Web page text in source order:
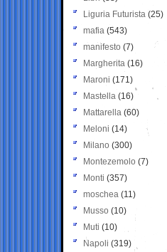
Liguria Futurista (25)
mafia (543)
manifesto (7)
Margherita (16)
Maroni (171)
Mastella (16)
Mattarella (60)
Meloni (14)
Milano (300)
Montezemolo (7)
Monti (357)
moschea (11)
Musso (10)
Muti (10)
Napoli (319)